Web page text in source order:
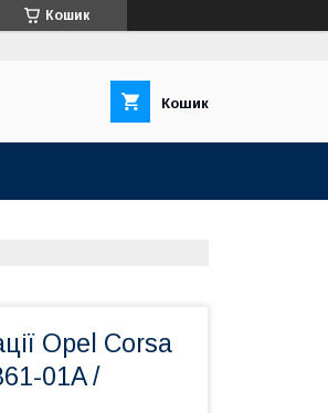
Кошик
Кошик
Opel Corsa
01A /